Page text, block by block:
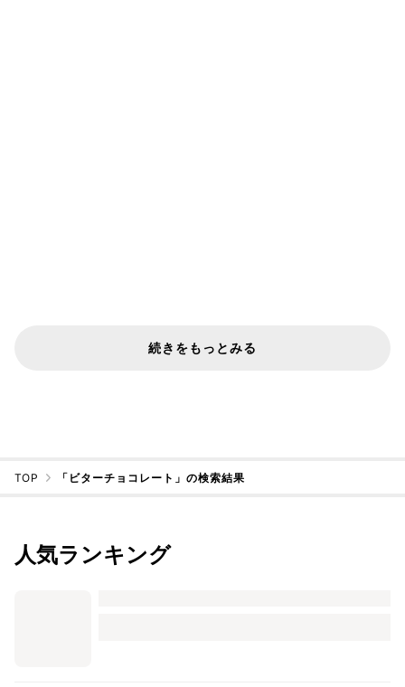
続きをもっとみる
TOP 「ビターチョコレート」の検索結果
人気ランキング